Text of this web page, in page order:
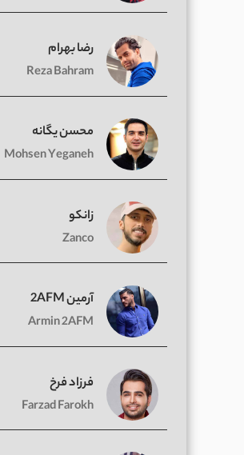
رضا بهرام
Reza Bahram
محسن یگانه
Mohsen Yeganeh
زانکو
Zanco
آرمین 2AFM
Armin 2AFM
فرزاد فرخ
Farzad Farokh